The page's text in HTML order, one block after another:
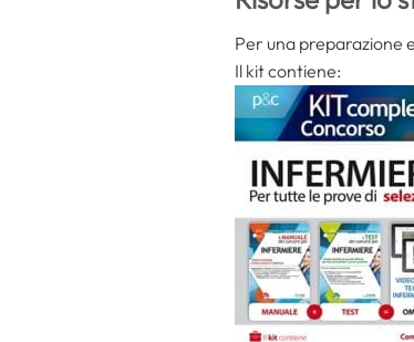
Per una preparazione
Il kit contiene: